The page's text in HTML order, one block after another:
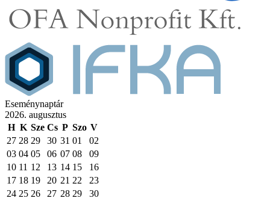
Eseménynaptár
2026. augusztus
H K Sze Cs P Szo V
27 28 29 30 31 01
02
03 04 05 06 07 08
09
10 11 12 13 14 15
16
17 18 19 20 21 22
23
24 25 26 27 28 29
30